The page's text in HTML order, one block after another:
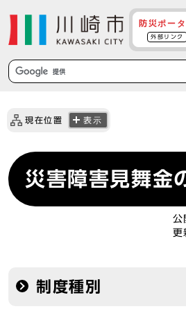
防災ポー
外部リンク
現在位置 表示
災害障害見舞金
公
更
制度種別